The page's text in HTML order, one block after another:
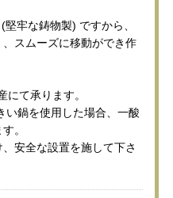
牢な鋳物製) ですから、
スムーズに移動ができ作
て承ります。
鍋を使用した場合、一酸
。
安全な設置を施して下さ